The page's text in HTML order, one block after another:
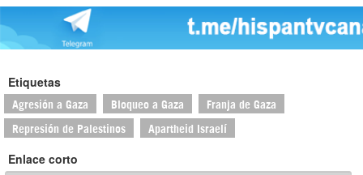
Etiquetas
Agresión a Gaza Bloqueo a Gaza Franja de Gaza
Represión de Palestinos Apartheid Israelí
Enlace corto